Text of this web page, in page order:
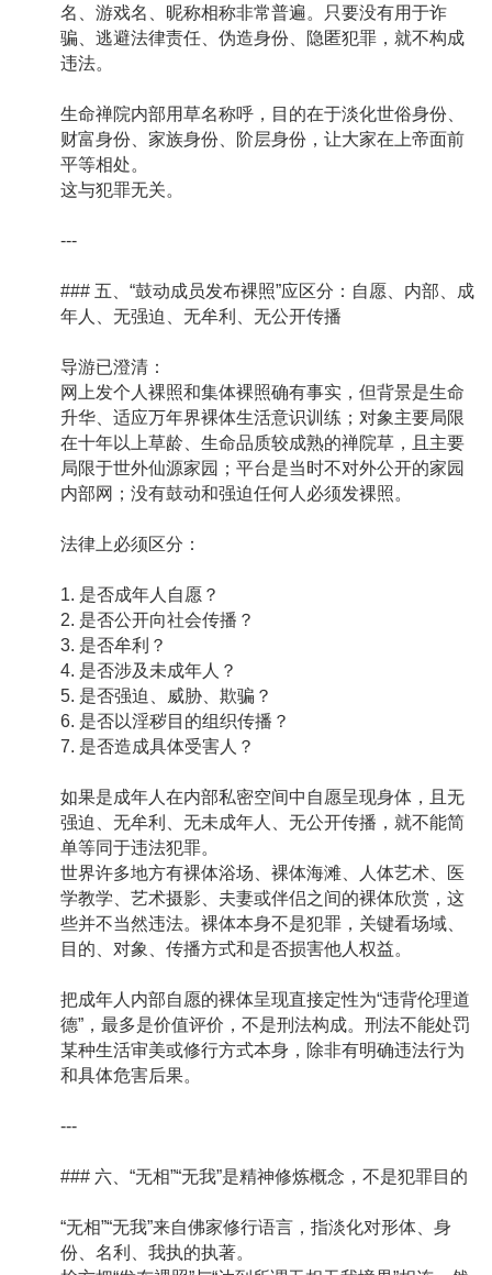
名、游戏名、昵称相称非常普遍。只要没有用于诈
骗、逃避法律责任、伪造身份、隐匿犯罪，就不构成
违法。
生命禅院内部用草名称呼，目的在于淡化世俗身份、
财富身份、家族身份、阶层身份，让大家在上帝面前
平等相处。
这与犯罪无关。
---
### 五、“鼓动成员发布裸照”应区分：自愿、内部、成
年人、无强迫、无牟利、无公开传播
导游已澄清：
网上发个人裸照和集体裸照确有事实，但背景是生命
升华、适应万年界裸体生活意识训练；对象主要局限
在十年以上草龄、生命品质较成熟的禅院草，且主要
局限于世外仙源家园；平台是当时不对外公开的家园
内部网；没有鼓动和强迫任何人必须发裸照。
法律上必须区分：
1. 是否成年人自愿？
2. 是否公开向社会传播？
3. 是否牟利？
4. 是否涉及未成年人？
5. 是否强迫、威胁、欺骗？
6. 是否以淫秽目的组织传播？
7. 是否造成具体受害人？
如果是成年人在内部私密空间中自愿呈现身体，且无
强迫、无牟利、无未成年人、无公开传播，就不能简
单等同于违法犯罪。
世界许多地方有裸体浴场、裸体海滩、人体艺术、医
学教学、艺术摄影、夫妻或伴侣之间的裸体欣赏，这
些并不当然违法。裸体本身不是犯罪，关键看场域、
目的、对象、传播方式和是否损害他人权益。
把成年人内部自愿的裸体呈现直接定性为“违背伦理道
德”，最多是价值评价，不是刑法构成。刑法不能处罚
某种生活审美或修行方式本身，除非有明确违法行为
和具体危害后果。
---
### 六、“无相”“无我”是精神修炼概念，不是犯罪目的
“无相”“无我”来自佛家修行语言，指淡化对形体、身
份、名利、我执的执著。